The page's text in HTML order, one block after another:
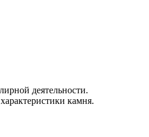
деятельности.
камня.